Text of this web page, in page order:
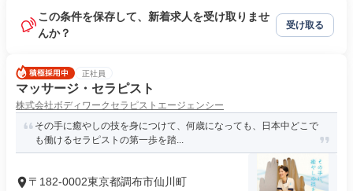
この条件を保存して、新着求人を受け取りませ
んか？
受け取る
正社員
マッサージ・セラピスト
株式会社ボディワークセラピストエージェンシー
その手に癒やしの技を身につけて、何歳になっても、日本中どこで
も働けるセラピストの第一歩を踏...
〒182-0002東京都調布市仙川町